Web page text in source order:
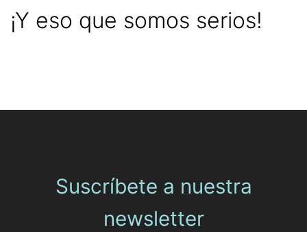
¡Y eso que somos serios!
Suscríbete a nuestra
newsletter